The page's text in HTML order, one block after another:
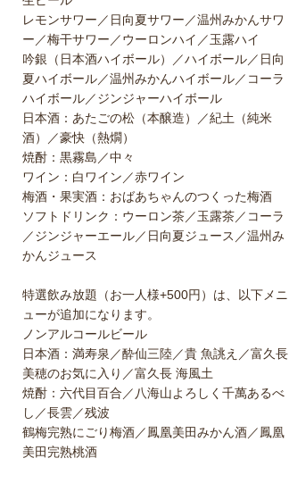
レモンサワー／日向夏サワー／温州みかんサワ
ー／梅干サワー／ウーロンハイ／玉露ハイ
吟銀（日本酒ハイボール）／ハイボール／日向
夏ハイボール／温州みかんハイボール／コーラ
ハイボール／ジンジャーハイボール
日本酒：あたごの松（本醸造）／紀土（純米
酒）／豪快（熱燗）
焼酎：黒霧島／中々
ワイン：白ワイン／赤ワイン
梅酒・果実酒：おばあちゃんのつくった梅酒
ソフトドリンク：ウーロン茶／玉露茶／コーラ
／ジンジャーエール／日向夏ジュース／温州み
かんジュース
特選飲み放題（お一人様+500円）は、以下メニ
ューが追加になります。
ノンアルコールビール
日本酒：満寿泉／酔仙三陸／貴 魚誂え／富久長
美穂のお気に入り／富久長 海風土
焼酎：六代目百合／八海山よろしく千萬あるべ
し／長雲／残波
鶴梅完熟にごり梅酒／鳳凰美田みかん酒／鳳凰
美田完熟桃酒